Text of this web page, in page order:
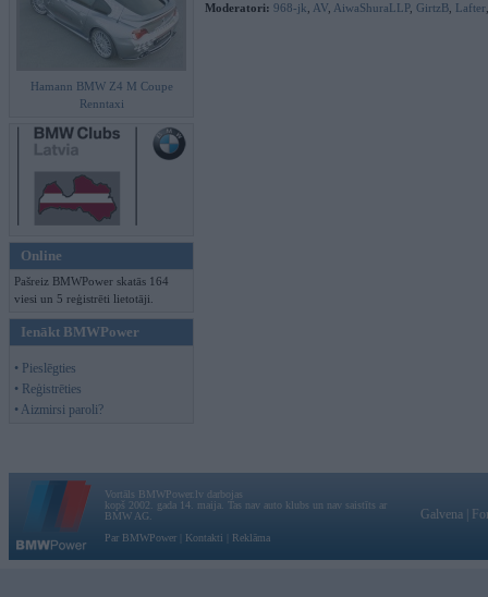
Hamann BMW Z4 M Coupe
Renntaxi
Online
Pašreiz BMWPower skatās 164
viesi un 5 reģistrēti lietotāji.
Ienākt BMWPower
• Pieslēgties
• Reģistrēties
• Aizmirsi paroli?
Moderatori: 968-jk AV AiwaShuraLLP, GirtzB Lafter
Vortāls BMWPower.lv darbojas
kopš 2002. gada 14. maija. Tas nav auto klubs un nav saistīts ar
BMW AG.
Par BMWPower
Kontakti Reklāma
Galvena